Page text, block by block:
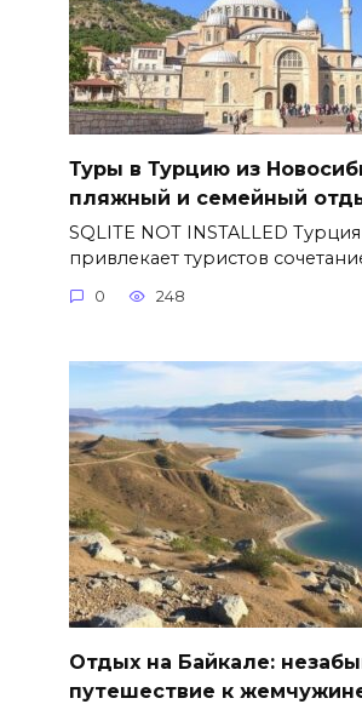
Туры в Турцию из
пляжный и семейный
SQLITE NOT INSTALLED Турция
привлекает туристов
0 248
Отдых на Байкале:
путешествие к